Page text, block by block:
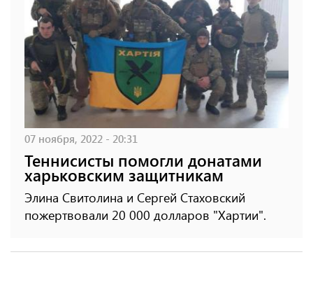
07 ноября, 2022 - 20:31
Теннисисты помогли донатами
харьковским защитникам
Элина Свитолина и Сергей Стаховский
пожертвовали 20 000 долларов "Хартии".